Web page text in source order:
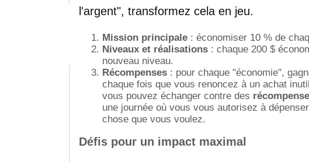
l'argent", transformez cela en jeu.
Mission principale : économiser 10 % de
Niveaux et réalisations : chaque 200 $
nouveau niveau.
Récompenses : pour chaque "économie",
chaque fois que vous renoncez à un achat
vous pouvez échanger contre des
une journée où vous vous autorisez à
chose que vous voulez.
Défis pour un impact maximal